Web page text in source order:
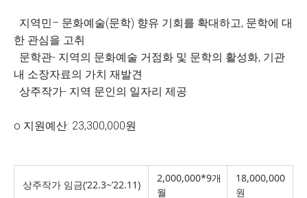
지역민– 문화예술(문학) 향유 기회를 확대하고, 문학에 대
한 관심을 고취
문학관- 지역의 문화예술 거점화 및 문학의 활성화, 기관
내 소장자료의 가치 재발견
상주작가- 지역 문인의 일자리 제공
o 지원예산: 23,300,000원
상주작가 임금(‘22.3~’22.11)
2,000,000*9개
월
18,000,000
원